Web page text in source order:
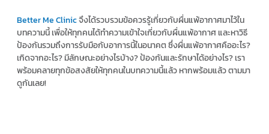
Better Me Clinicจึงได้รวบรวมข้อควรรู้เกี่ยวกับผื่นแพ้อากาศมาไว้ใน
บทความนี้ เพื่อให้ทุกคนได้ทำความเข้าใจเกี่ยวกับผื่นแพ้อากาศ และหาวิธี
ป้องกันรวมถึงการรับมือกับอาการนี้ในอนาคต ซึ่งผื่นแพ้อากาศคืออะไร?
เกิดจากอะไร? มีลักษณะอย่างไรบ้าง? ป้องกันและรักษาได้อย่างไร? เรา
พร้อมคลายทุกข้อสงสัยให้ทุกคนในบทความนี้แล้ว หากพร้อมแล้ว ตามมา
ดูกันเลย!